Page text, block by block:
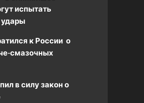
испытать
к России о
смазочных
в силу закон о